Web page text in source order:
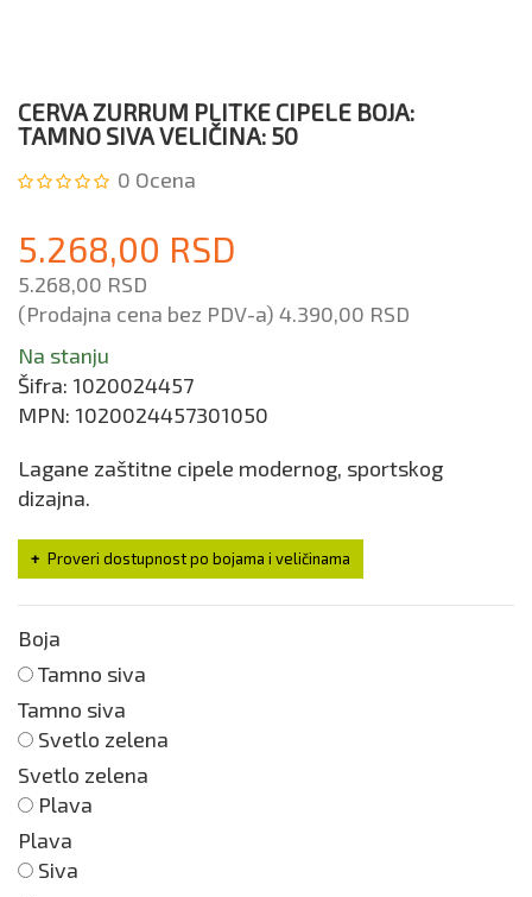
CERVA ZURRUM PLITKE CIPELE BOJA:
TAMNO SIVA VELIČINA: 50
0 Ocena
5.268,00 RSD
5.268,00 RSD
(Prodajna cena bez PDV-a) 4.390,00 RSD
Na stanju
Šifra: 1020024457
MPN: 1020024457301050
Lagane zaštitne cipele modernog, sportskog
dizajna.
Proveri dostupnost po bojama i veličinama
Boja
Tamno siva
Tamno siva
Svetlo zelena
Svetlo zelena
Plava
Plava
Siva